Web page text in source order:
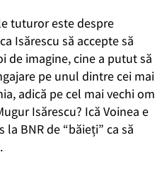
tuturor este despre
Isărescu să accepte să
de imagine, cine a putut să
pe unul dintre cei mai
adică pe cel mai vechi om
Isărescu? Ică Voinea e
BNR de “băieți” ca să